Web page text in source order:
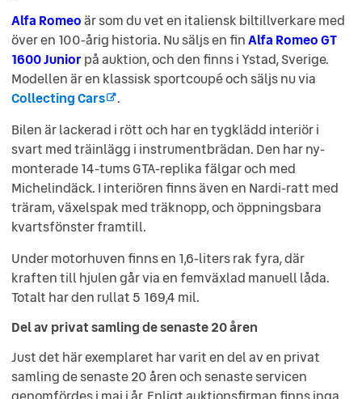
Alfa Romeoär som du vet en italiensk biltillverkare med
över en 100-årig historia. Nu säljs en finAlfa Romeo GT
1600 Juniorpå auktion, och den finns i Ystad, Sverige.
Modellen är en klassisk sportcoupé och säljs nu via
Collecting Cars
.
Bilen är lackerad i rött och har en tygklädd interiör i
svart med träinlägg i instrumentbrädan. Den har ny-
monterade 14-tums GTA-replika fälgar och med
Michelindäck. I interiören finns även en Nardi-ratt med
träram, växelspak med träknopp, och öppningsbara
kvartsfönster framtill.
Under motorhuven finns en 1,6-liters rak fyra, där
kraften till hjulen går via en femväxlad manuell låda.
Totalt har den rullat 5 169,4 mil.
Del av privat samling de senaste 20 åren
Just det här exemplaret har varit en del av en privat
samling de senaste 20 åren och senaste servicen